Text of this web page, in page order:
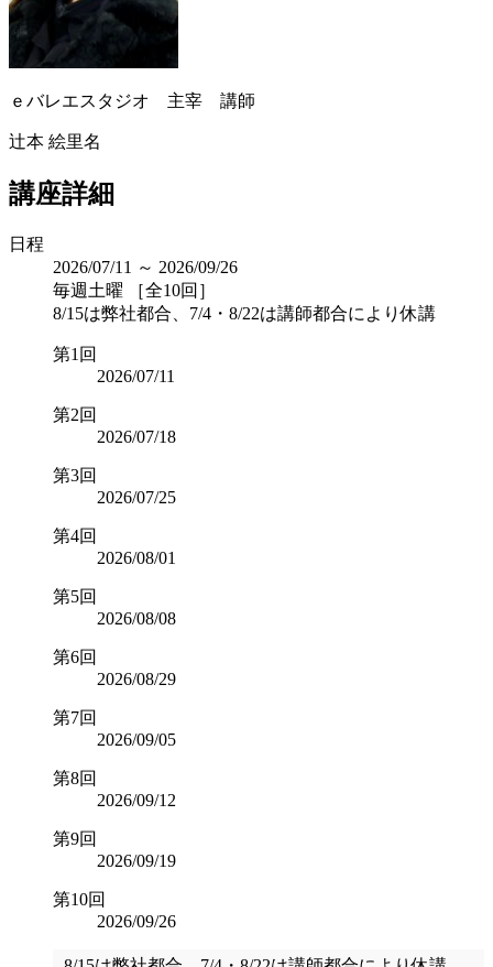
ｅバレエスタジオ 主宰 講師
辻本 絵里名
講座詳細
日程
2026/07/11 ～ 2026/09/26
毎週土曜 ［全10回］
8/15は弊社都合、7/4・8/22は講師都合により休講
第1回
2026/07/11
第2回
2026/07/18
第3回
2026/07/25
第4回
2026/08/01
第5回
2026/08/08
第6回
2026/08/29
第7回
2026/09/05
第8回
2026/09/12
第9回
2026/09/19
第10回
2026/09/26